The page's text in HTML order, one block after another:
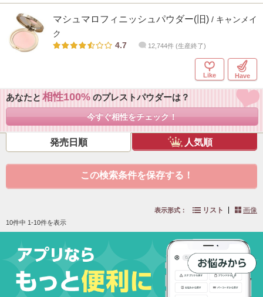
マシュマロフィニッシュパウダー(旧) / キャンメイ
ク
4.7
12,744件 (生産終了)
Like Have
あなたと 相性100 のプレストパウダーは？
今すぐ相性をチェック！
発売日順 人気順
この検索条件を保存する！
表示形式： リスト 画像
10件中 1-10件を表示